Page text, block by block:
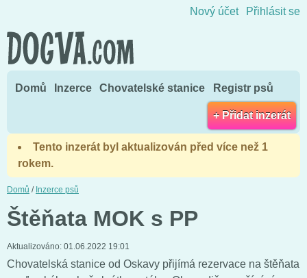
Nový účet Přihlásit se
Domů Inzerce Chovatelské stanice Registr psů
+ Přidat inzerát
Tento inzerát byl aktualizován před více než 1
rokem.
Domů / Inzerce psů
Štěňata MOK s PP
Aktualizováno: 01.06.2022 19:01
Chovatelská stanice od Oskavy přijímá rezervace na štěňata